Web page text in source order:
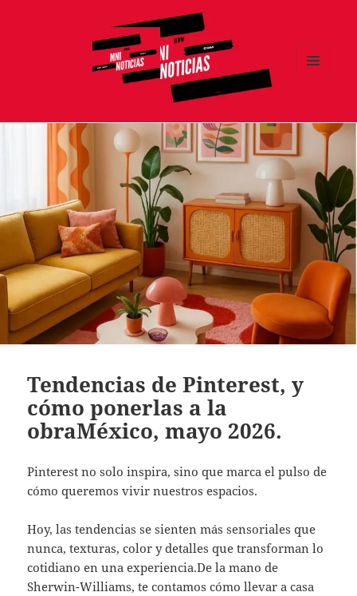
Tendencias de Pinterest, y
cómo ponerlas a la
obraMéxico, mayo 2026.
Pinterest no solo inspira, sino que marca el pulso de
cómo queremos vivir nuestros espacios.
Hoy, las tendencias se sienten más sensoriales que
nunca, texturas, color y detalles que transforman lo
cotidiano en una experiencia.De la mano de
Sherwin-Williams, te contamos cómo llevar a casa